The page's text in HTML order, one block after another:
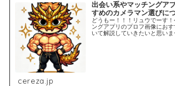
出会い系やマッチングア
すめのカメラマン選びに
どうもー！！！リュウでーす
ングアプリのプロフ画像にお
いて解説していきたいと思いま
cereza.jp